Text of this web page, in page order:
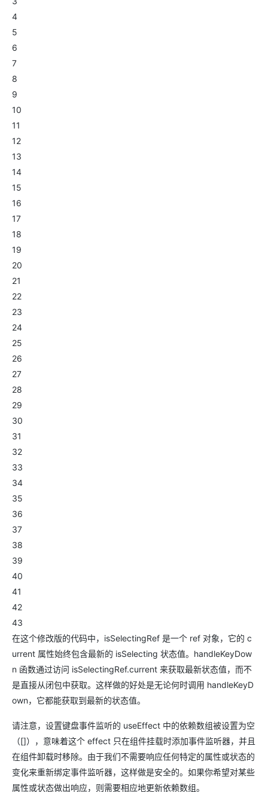
4
5
6
7
8
9
10
11
12
13
14
15
16
17
18
19
20
21
22
23
24
25
26
27
28
29
30
31
32
33
34
35
36
37
38
39
40
41
42
43
在这个修改版的代码中，isSelectingRef 是一个 ref 对象，它的 c
urrent 属性始终包含最新的 isSelecting 状态值。handleKeyDow
n 函数通过访问 isSelectingRef.current 来获取最新状态值，而不
是直接从闭包中获取。这样做的好处是无论何时调用 handleKeyD
own，它都能获取到最新的状态值。
请注意，设置键盘事件监听的 useEffect 中的依赖数组被设置为空
（[]），意味着这个 effect 只在组件挂载时添加事件监听器，并且
在组件卸载时移除。由于我们不需要响应任何特定的属性或状态的
变化来重新绑定事件监听器，这样做是安全的。如果你希望对某些
属性或状态做出响应，则需要相应地更新依赖数组。